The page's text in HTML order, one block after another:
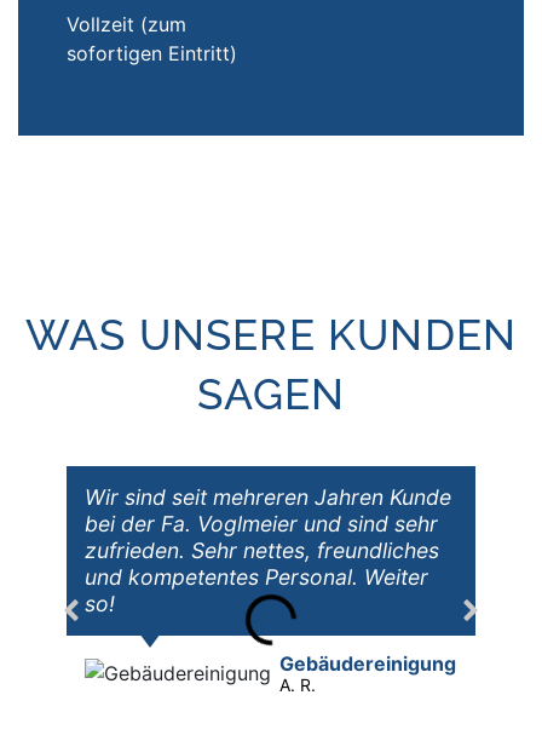
Vollzeit (zum
sofortigen Eintritt)
WAS UNSERE KUNDEN
SAGEN
Wir sind seit mehreren Jahren Kunde
bei der Fa. Voglmeier und sind sehr
zufrieden. Sehr nettes, freundliches
und kompetentes Personal. Weiter
so!
Gebäude­reinigung
A. R.